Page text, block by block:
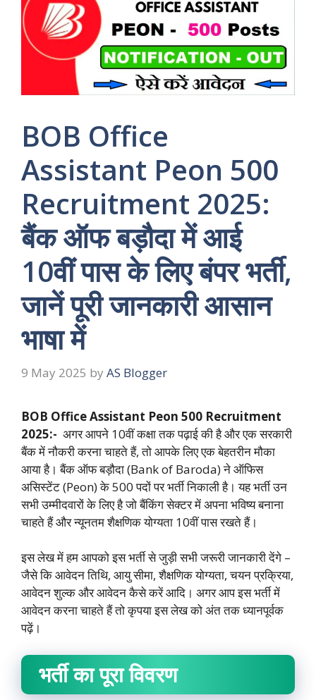
BOB Office
Assistant Peon 500
Recruitment 2025:
बैंक ऑफ बड़ौदा में आई
10वीं पास के लिए बंपर भर्ती,
जानें पूरी जानकारी आसान
भाषा में
9 May 2025 by AS Blogger
BOB Office Assistant Peon 500 Recruitment
2025:- अगर आपने 10वीं कक्षा तक पढ़ाई की है और एक सरकारी
बैंक में नौकरी करना चाहते हैं, तो आपके लिए एक बेहतरीन मौका
आया है। बैंक ऑफ बड़ौदा (Bank of Baroda) ने ऑफिस
असिस्टेंट (Peon) के 500 पदों पर भर्ती निकाली है। यह भर्ती उन
सभी उम्मीदवारों के लिए है जो बैंकिंग सेक्टर में अपना भविष्य बनाना
चाहते हैं और न्यूनतम शैक्षणिक योग्यता 10वीं पास रखते हैं।
इस लेख में हम आपको इस भर्ती से जुड़ी सभी जरूरी जानकारी देंगे –
जैसे कि आवेदन तिथि, आयु सीमा, शैक्षणिक योग्यता, चयन प्रक्रिया,
आवेदन शुल्क और आवेदन कैसे करें आदि। अगर आप इस भर्ती में
आवेदन करना चाहते हैं तो कृपया इस लेख को अंत तक ध्यानपूर्वक
पढ़ें।
भर्ती का पूरा विवरण